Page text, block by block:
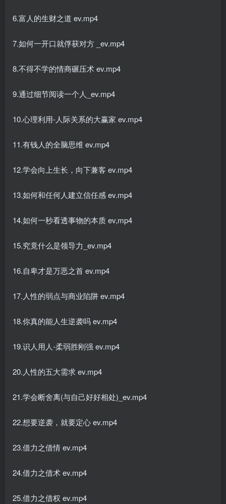
6.富人的生财之道 ev.mp4
7.如何一开口就俘获对方 _ev.mp4
8.不得不学的情商碾压术 ev.mp4
9.通过细节阅读一个人_ev.mp4
10.心理利用-人际关系的大赢家 ev.mp4
11.有钱人的全脑思维 ev.mp4
12.学会向上生长，向下兼客 ev.mp4
13.如何和任何人建立信任感 ev.mp4
14.如何一秒看透事物的本质 ev,mp4
15.究竟什么是领导力_ev.mp4
16.自卑才是万恶之首 ev.mp4
17.人性的弱点与商业陷阱 ev.mp4
18.你真的能人生逆袭吗 ev.mp4
19.识人用人-柔弱胜刚强 ev.mp4
20.人性的五大需求 ev.mp4
21.学会断舍离(与自己好好相处)_ev.mp4
22.想要逆袭，就要定心 ev.mp4
23.借力之借情 ev.mp4
24.借力之借术 ev.mp4
25.借力之借权 ev.mp4